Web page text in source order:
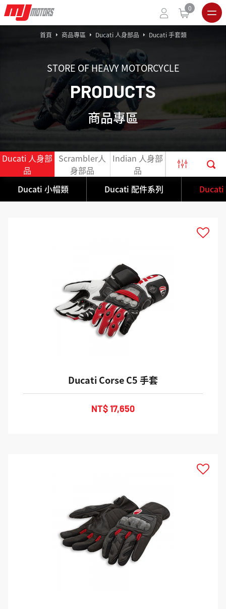
0
STORE OF HEAVY MOTORCYCLE
PRODUCTS
商品專區
首頁 商品專區 Ducati 人身部品 Ducati 手套類
Ducati 人身部
品
Scrambler人
身部品
Indian 人身部
品
官網出清限定
商品
Ducati 小帽類
Ducati 配件系列 Ducati
Ducati Corse C5 手套
NT$ 17,650